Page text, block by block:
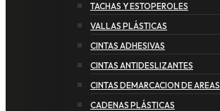
TACHAS Y ESTOPEROLES
VALLAS PLÁSTICAS
CINTAS ADHESIVAS
CINTAS ANTIDESLIZANTES
CINTAS DEMARCACION DE AREAS
CADENAS PLÁSTICAS